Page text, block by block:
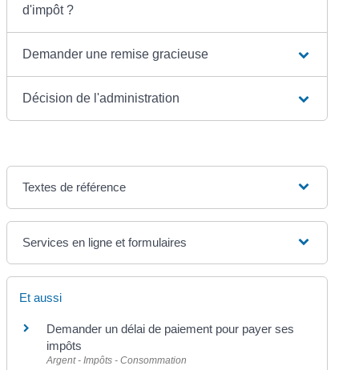
d'impôt ?
Demander une remise gracieuse
Décision de l'administration
Textes de référence
Services en ligne et formulaires
Et aussi
Demander un délai de paiement pour payer ses
impôts
Argent - Impôts - Consommation